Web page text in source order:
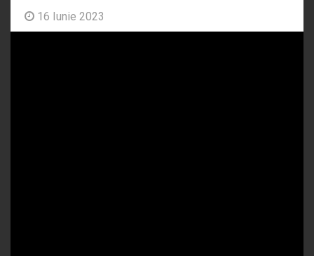
16 Iunie 2023